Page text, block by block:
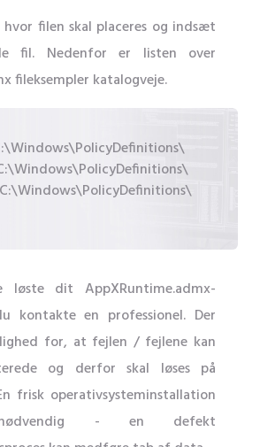
filen skal placeres og indsæt
fil. Nedenfor er listen over
fileksempler katalogveje.
løste dit AppXRuntime.admx-
kontakte en professionel. Der
for, at fejlen / fejlene kan
og derfor skal løses på
frisk operativsysteminstallation
- en defekt